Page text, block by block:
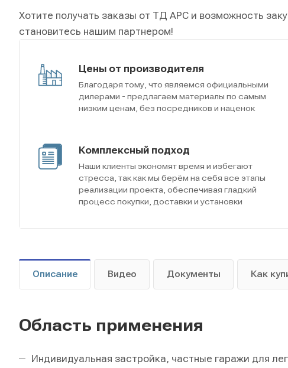
Хотите получать заказы от ТД АРС и возможность
становитесь нашим партнером!
Цены от производителя
Благодаря тому, что являемся официальными
дилерами - предлагаем материалы по самым
низким ценам, без посредников и наценок
Комплексный подход
Наши клиенты экономят время и избегают
стресса, так как мы берём на себя все этапы
реализации проекта, обеспечивая гладкий
процесс покупки, доставки и установки
Описание Видео Документы Как
Область применения
Индивидуальная застройка, частные гаражи для